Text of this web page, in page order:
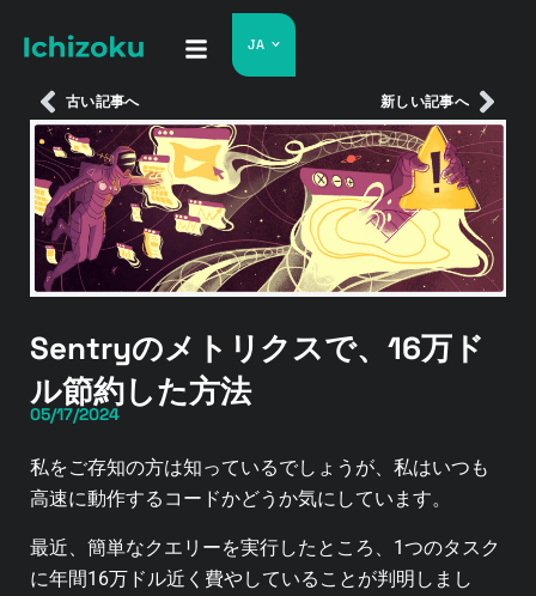
JA
古い記事へ 新しい記事へ
Sentryのメトリクスで、16万ド
ル節約した方法
05/17/2024
私をご存知の方は知っているでしょうが、私はいつも
高速に動作するコードかどうか気にしています。
最近、簡単なクエリーを実行したところ、1つのタスク
に年間16万ドル近く費やしていることが判明しまし